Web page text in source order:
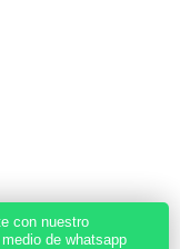
con nuestro
de whatsapp